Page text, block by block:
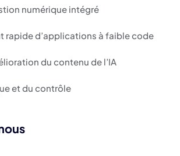
numérique intégré
rapide d’applications à faible code
du contenu de l’IA
et du contrôle